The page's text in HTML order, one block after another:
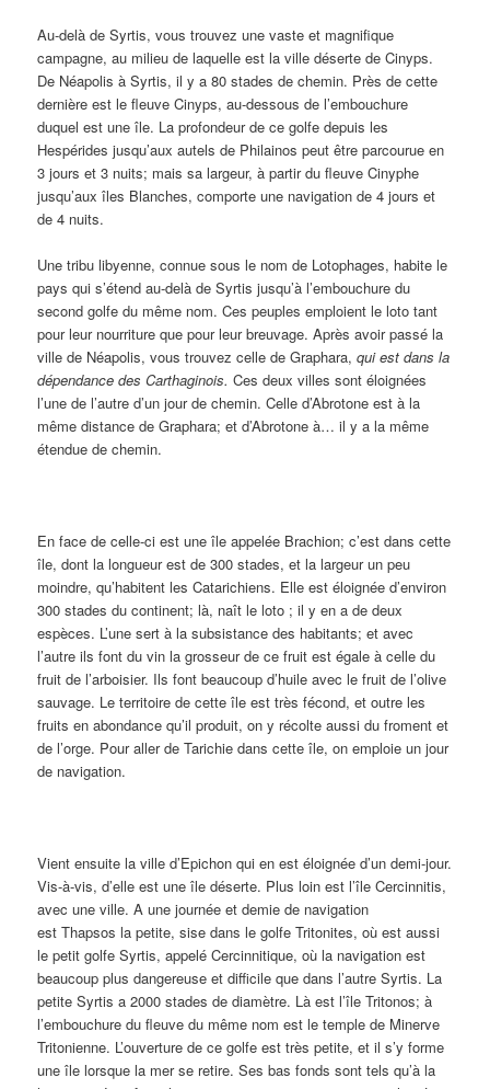
Au-delà de Syrtis, vous trouvez une vaste et magnifique
campagne, au milieu de laquelle est la ville déserte de Cinyps.
De Néapolis à Syrtis, il y a 80 stades de chemin. Près de cette
dernière est le fleuve Cinyps, au-dessous de l’embouchure
duquel est une île. La profondeur de ce golfe depuis les
Hespérides jusqu’aux autels de Philainos peut être parcourue en
3 jours et 3 nuits; mais sa largeur, à partir du fleuve Cinyphe
jusqu’aux îles Blanches, comporte une navigation de 4 jours et
de 4 nuits.
Une tribu libyenne, connue sous le nom de Lotophages, habite le
pays qui s’étend au-delà de Syrtis jusqu’à l’embouchure du
second golfe du même nom. Ces peuples emploient le loto tant
pour leur nourriture que pour leur breuvage. Après avoir passé la
ville de Néapolis, vous trouvez celle de Graphara,qui est dans la
dépendance des Carthaginois. Ces deux villes sont éloignées
l’une de l’autre d’un jour de chemin. Celle d’Abrotone est à la
même distance de Graphara; et d’Abrotone à… il y a la même
étendue de chemin.
En face de celle-ci est une île appelée Brachion; c’est dans cette
île, dont la longueur est de 300 stades, et la largeur un peu
moindre, qu’habitent les Catarichiens. Elle est éloignée d’environ
300 stades du continent; là, naît le loto ; il y en a de deux
espèces. L’une sert à la subsistance des habitants; et avec
l’autre ils font du vin la grosseur de ce fruit est égale à celle du
fruit de l’arboisier. Ils font beaucoup d’huile avec le fruit de l’olive
sauvage. Le territoire de cette île est très fécond, et outre les
fruits en abondance qu’il produit, on y récolte aussi du froment et
de l’orge. Pour aller de Tarichie dans cette île, on emploie un jour
de navigation.
Vient ensuite la ville d’Epichon qui en est éloignée d’un demi-jour.
Vis-à-vis, d’elle est une île déserte. Plus loin est l’île Cercinnitis,
avec une ville. A une journée et demie de navigation
est Thapsos la petite, sise dans le golfe Tritonites, où est aussi
le petit golfe Syrtis, appelé Cercinnitique, où la navigation est
beaucoup plus dangereuse et difficile que dans l’autre Syrtis. La
petite Syrtis a 2000 stades de diamètre. Là est l’île Tritonos; à
l’embouchure du fleuve du même nom est le temple de Minerve
Tritonienne. L’ouverture de ce golfe est très petite, et il s’y forme
une île lorsque la mer se retire. Ses bas fonds sont tels qu’à la